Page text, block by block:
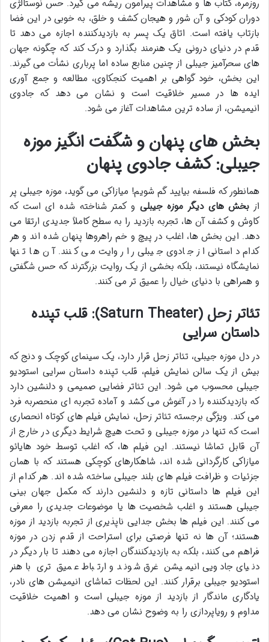
روزمره، کتاب ها و مشاهدات پیرامون ریشه می گیرد. حس نوستالژی
دوران کودکی و آن شور و هیجان کشف و خلق، به خوبی در این فضا
بازتاب یافته است. اتاق یک پسر به بازدیدکننده اجازه می دهد تا
قدم در دنیای درونی یک هنرمند بگذارد و درک کند که چگونه جهان
های سحرآمیز جیبلی از چنین منابع ساده اما پرباری نشأت می گیرند.
این بخش، خود گواهی بر اهمیت کنجکاوی، مطالعه و جمع آوری
ایده ها در مسیر خلاقیت است و نشان می دهد که جادوی
انیمیشن، از ساده ترین مشاهدات آغاز می شود.
بخش های پنهان و شگفت انگیز موزه
جیبلی: کشف جادوی پنهان
همانطور که فلسفه بیایید گم شویم! میازاکی می گوید، موزه جیبلی پر
از بخش های دیگر موزه جیبلی و کمتر شناخته شده ای است که
کاوش و کشف آن ها، تجربه بازدید را به سطح کاملاً جدیدی ارتقا می
دهد. این بخش ها، اغلب در پیچ و خم راهروها پنهان شده اند و هر
کدام داستانی از جادوی جیبلی را روایت می کنند. آن ها تنها
نمایشگاه نیستند، بلکه بخشی از یک روایت بزرگترند که حس شگفتی
و همراهی با دنیای خیال را عمیق تر می کنند.
تئاتر زحل (Saturn Theater): قلب تپنده
داستان سرایی
در دل موزه جیبلی، تئاتر زحل قرار دارد، یک سینمای کوچک و دنج که
بیش از یک سالن نمایش فیلم، قلب تپنده داستان سرایی استودیو
جیبلی محسوب می شود. این تئاتر فضایی صمیمی و دلنشین دارد
که بازدیدکننده را در آغوش می کشد و آماده تجربه ای منحصربه فرد
می کند. ویژگی برجسته تئاتر زحل، نمایش فیلم های کوتاه انحصاری
است که تنها در موزه جیبلی و تحت هیچ شرایط دیگری در خارج از
آن قابل تماشا نیستند. این فیلم ها، که اغلب توسط خود هایائو
میازاکی کارگردانی شده اند، شاهکارهای کوچکی هستند که با همان
جزئیات و ظرافت فیلم های بلند جیبلی ساخته شده اند. هر کدام از
این فیلم ها داستانی تازه و دلنشین دارند که مکمل جهان بینی
جیبلی هستند و اغلب شخصیت ها یا موضوعات جدیدی را معرفی
می کنند. این فیلم ها بخش جدایی ناپذیری از تجربه بازدید از موزه
هستند؛ آن ها نه تنها فرصتی برای استراحت از قدم زدن در موزه
فراهم می کنند، بلکه به بازدیدکنندگان اجازه می دهند تا بار دیگر در
دنیای جادویی انیمیشن غرق شوند و ارتباط عمیق تری با هنر
استودیو جیبلی برقرار کنند. این لحظات تماشای انیمیشن های نادر،
یادگاری ماندگار از بازدید از موزه جیبلی است و اهمیت خلاقیت
مداوم و رویاپردازی را به وضوح نشان می دهد.